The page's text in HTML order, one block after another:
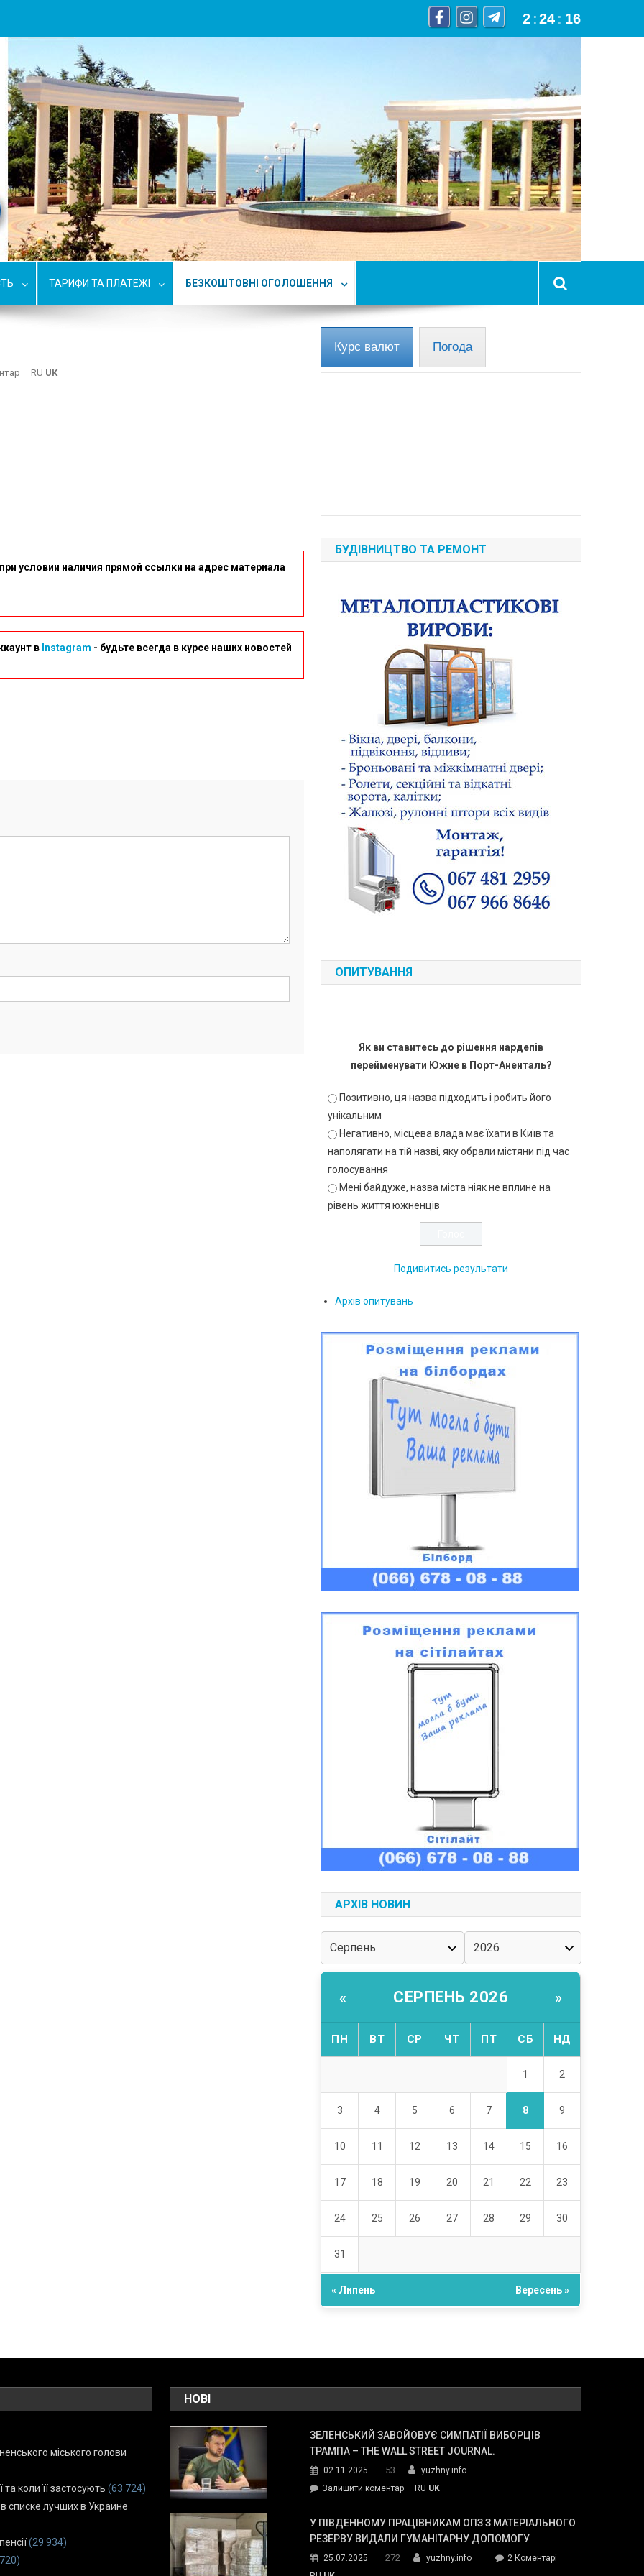
2 :24 : 17
ТАРИФИ ТА ПЛАТЕЖІ БЕЗКОШТОВНІ ОГОЛОШЕННЯ
RU UK
условии наличия прямой ссылки на адрес материала
в Instagram - будьте всегда в курсе наших новостей
Курс валют Погода
БУДІВНИЦТВО ТА РЕМОНТ
ОПИТУВАННЯ
Як ви ставитесь до рішення нардепів
перейменувати Южне в Порт-Аненталь?
Позитивно, ця назва підходить і робить його
унікальним
Негативно, місцева влада має їхати в Київ та
наполягати на тій назві, яку обрали містяни під час
голосування
Мені байдуже, назва міста ніяк не вплине на
рівень життя южненців
Подивитись результати
Архів опитувань
АРХІВ НОВИН
« СЕРПЕНЬ 2026 »
ПН ВТ СР ЧТ ПТ СБ НД
1 2
3 4 5 6 7 8 9
10 11 12 13 14 15 16
17 18 19 20 21 22 23
24 25 26 27 28 29 30
31
« Липень Вересень »
міського голови
коли її застосують (63 724)
списке лучших в Украине
(29 934)
НОВІ
ЗЕЛЕНСЬКИЙ ЗАВОЙОВУЄ СИМПАТІЇ ВИБОРЦІВ
ТРАМПА – THE WALL STREET JOURNAL.
02.11.2025 53
yuzhny.info
Залишити коментарon
завойовує
симпатії
Трампа
RU UK
У ПІВДЕННОМУ ПРАЦІВНИКАМ ОПЗ З МАТЕРІАЛЬНОГО
РЕЗЕРВУ ВИДАЛИ ГУМАНІТАРНУ ДОПОМОГУ
25.07.2025 272 yuzhny.info 2 Коментарідо